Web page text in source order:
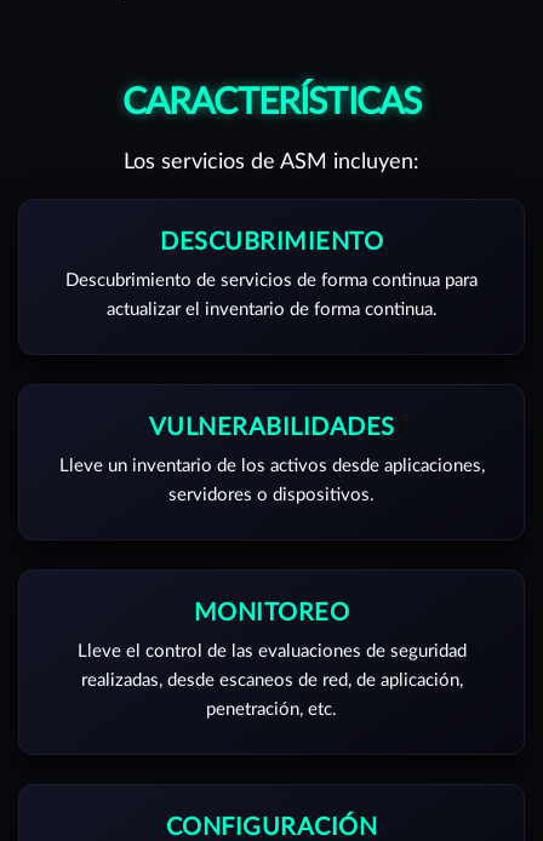
CARACTERÍSTICAS
Los servicios de ASM incluyen:
DESCUBRIMIENTO
Descubrimiento de servicios de forma continua para
actualizar el inventario de forma continua.
VULNERABILIDADES
Lleve un inventario de los activos desde aplicaciones,
servidores o dispositivos.
MONITOREO
Lleve el control de las evaluaciones de seguridad
realizadas, desde escaneos de red, de aplicación,
penetración, etc.
CONFIGURACIÓN